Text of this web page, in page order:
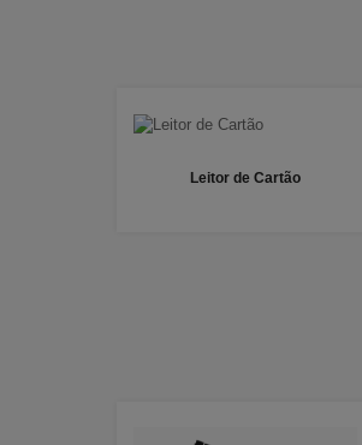
Leitor de Cartão